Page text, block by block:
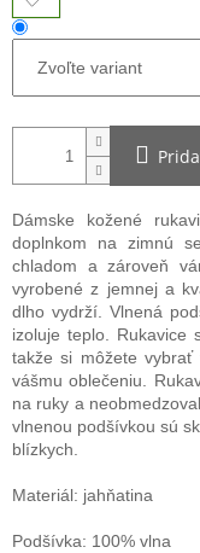
Dámske kožené
doplnkom na zimnú
chladom a zároveň
vyrobené z jemnej a
dlho vydrží. Vlnená
izoluje teplo. Rukavice
takže si môžete
vášmu oblečeniu.
na ruky a
vlnenou podšívkou sú
blízkych.
Materiál: jahňatina
Podšívka: 100% vlna